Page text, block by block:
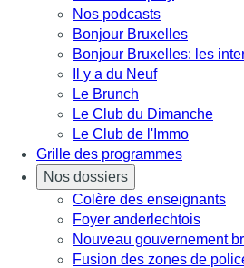
Nos podcasts
Bonjour Bruxelles
Bonjour Bruxelles: les
Il y a du Neuf
Le Brunch
Le Club du Dimanche
Le Club de l'Immo
Grille des programmes
Nos dossiers
Colère des enseignants
Foyer anderlechtois
Nouveau gouvernement
Fusion des zones de